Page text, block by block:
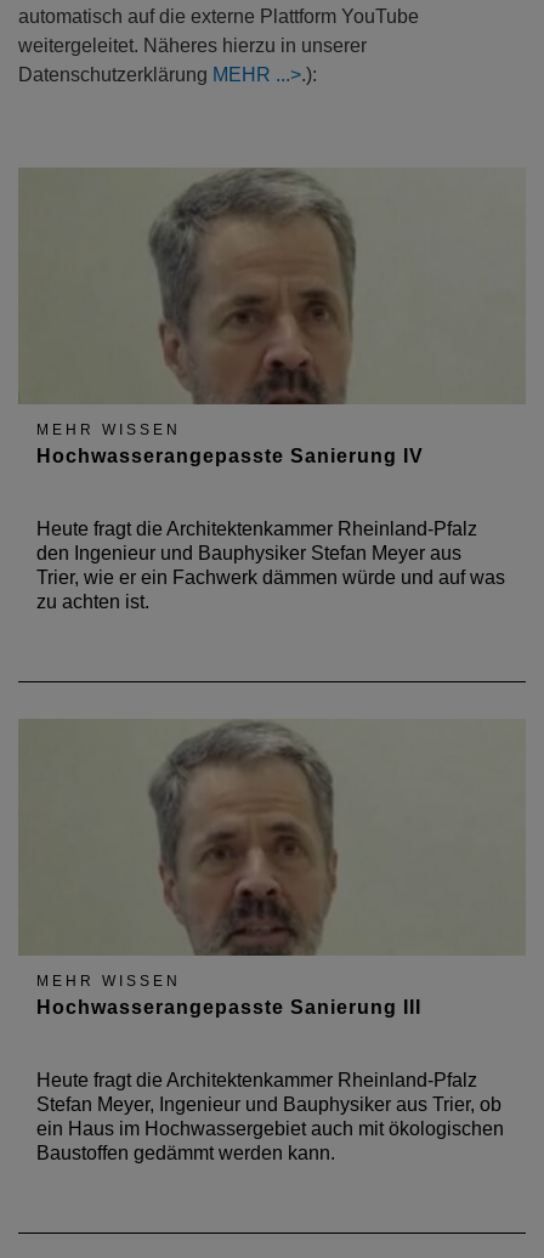
automatisch auf die externe Plattform YouTube
weitergeleitet. Näheres hierzu in unserer
Datenschutzerklärung MEHR .):
MEHR WISSEN
Hochwasserangepasste Sanierung IV
Heute fragt die Architektenkammer Rheinland-Pfalz
den Ingenieur und Bauphysiker Stefan Meyer aus
Trier, wie er ein Fachwerk dämmen würde und auf was
zu achten ist.
MEHR WISSEN
Hochwasserangepasste Sanierung III
Heute fragt die Architektenkammer Rheinland-Pfalz
Stefan Meyer, Ingenieur und Bauphysiker aus Trier, ob
ein Haus im Hochwassergebiet auch mit ökologischen
Baustoffen gedämmt werden kann.